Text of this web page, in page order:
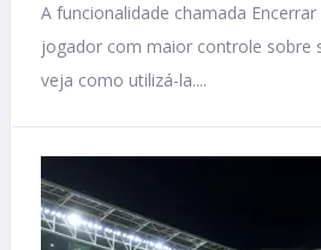
A funcionalidade chamada
jogador com maior controle sobre
veja como utilizá-la....